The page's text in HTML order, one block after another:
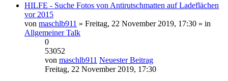
HILFE - Suche Fotos von Antirutschmatten auf Ladeflächen
vor 2015
von maschlb911 » Freitag, 22 November 2019, 17:30 » in
Allgemeiner Talk
0
53052
von maschlb911 Neuester Beitrag
Freitag, 22 November 2019, 17:30